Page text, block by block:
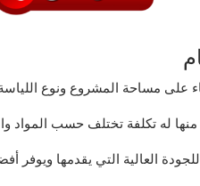
على مساحة المشروع ونوع
له تكلفة تختلف حسب المواد
العالية التي يقدمها ويوفر